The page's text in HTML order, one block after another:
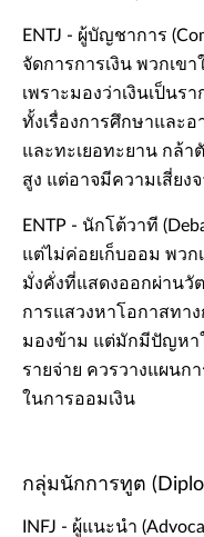
ENTJ - ผู้บัญชาการ
จัดการการเงิน พวกเข
เพราะมองว่าเงินเป็น
ทั้งเรื่องการศึกษาและ
และทะเยอทะยาน กล้
สูง แต่อาจมีความเสี่ยง
ENTP - นักโต้วาที
แต่ไม่ค่อยเก็บออม พวก
มั่งคั่งที่แสดงออกผ่านวั
การแสวงหาโอกาสทา
มองข้าม แต่มักมีปัญหา
รายจ่าย ควรวางแผนก
ในการออมเงิน
กลุ่มนักการทูต
INFJ - ผู้แนะนำ